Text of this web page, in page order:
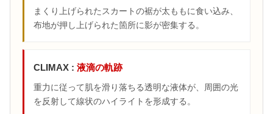
まくり上げられたスカートの裾が太ももに食い込み、
布地が押し上げられた箇所に影が密集する。
CLIMAX : 液滴の軌跡
重力に従って肌を滑り落ちる透明な液体が、周囲の光
を反射して線状のハイライトを形成する。